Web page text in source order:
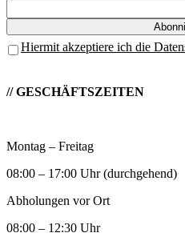
Hiermit akzeptiere ich die
// GESCHÄFTSZEITEN
Montag – Freitag
08:00 – 17:00 Uhr (durchgehend)
Abholungen vor Ort
08:00 – 12:30 Uhr